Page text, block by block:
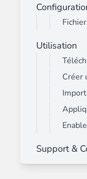
Utilisation
Créer
Support &